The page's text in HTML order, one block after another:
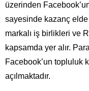
üzerinden
sayesinde kazanç elde
markalı iş birlikleri ve
kapsamda yer alır.
Facebook’un topluluk
açılmaktadır.